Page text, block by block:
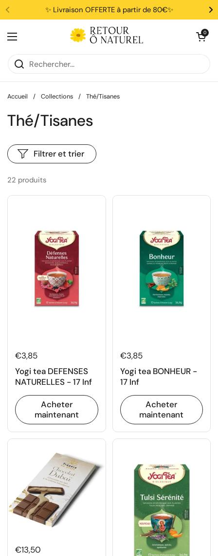
Passer au contenu✨ Livraison OFFERTE à partir de 80€✨
Ouvrir le menu
Ouvrir le
0
Accueil / Collections / Thé/Tisanes
Thé/Tisanes
22 produits
Filtrer et trier
€3,85
Yogi tea DEFENSES
NATURELLES - 17 Inf
Acheter
maintenant
€3,85
Yogi tea BONHEUR -
17 Inf
Acheter
maintenant
€13,50